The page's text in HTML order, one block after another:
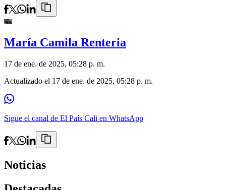
María Camila Renteria
17 de ene. de 2025, 05:28 p. m.
Actualizado el 17 de ene. de 2025, 05:28 p. m.
Sigue el canal de El País Cali en WhatsApp
Noticias